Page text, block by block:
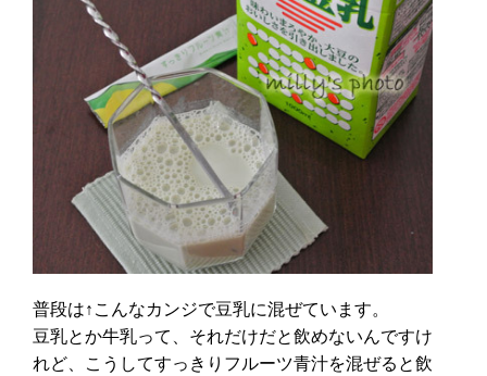
普段は↑こんなカンジで豆乳に混ぜています。
豆乳とか牛乳って、それだけだと飲めないんですけ
れど、こうしてすっきりフルーツ青汁を混ぜると飲